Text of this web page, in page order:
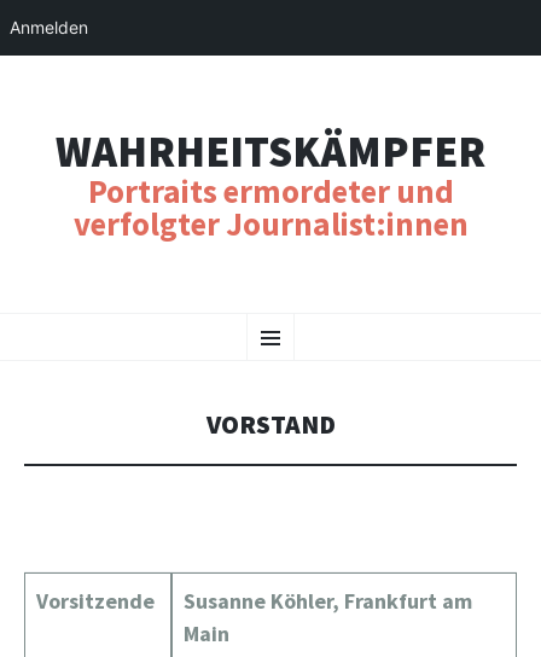
WAHRHEITSKÄMPFER
Portraits ermordeter und
verfolgter Journalist:innen
Menu
TO
VORSTAND
Vorsitzende
Susanne Köhler, Frankfurt am
Main
Anmelden